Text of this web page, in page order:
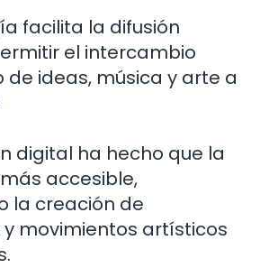
facilita la difusión
el intercambio
ideas, música y arte a
digital ha hecho que la
accesible,
la creación de
movimientos artísticos